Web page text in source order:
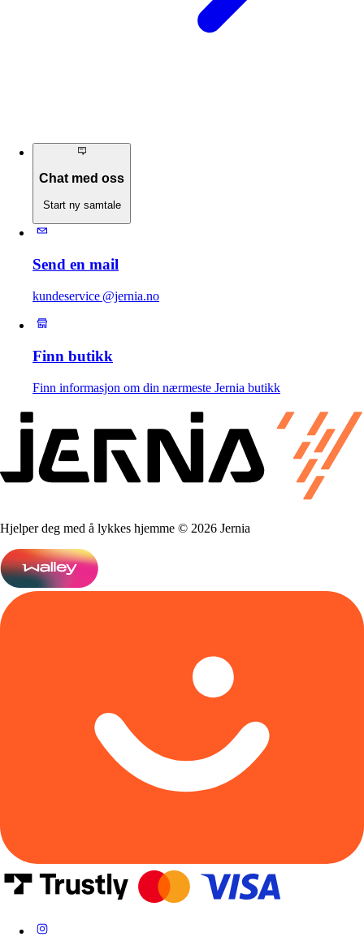
Chat med oss
Start ny samtale
Send en mail
kundeservice @jernia.no
Finn butikk
Finn informasjon om din nærmeste Jernia butikk
Hjelper deg med å lykkes hjemme © 2026 Jernia